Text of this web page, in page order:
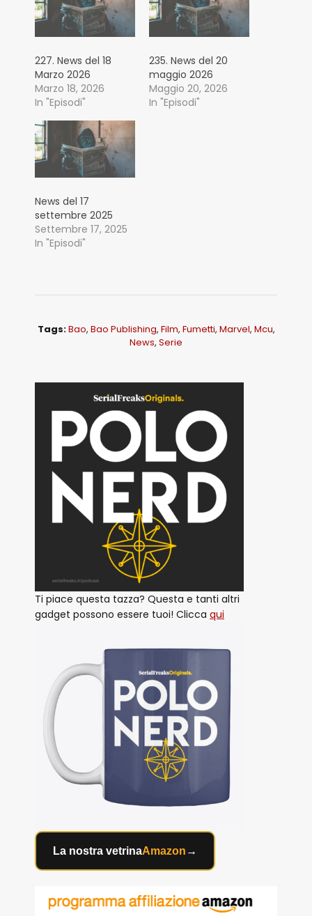
227. News del 18
Marzo 2026
Marzo 18, 2026
In "Episodi"
235. News del 20
maggio 2026
Maggio 20, 2026
In "Episodi"
News del 17
settembre 2025
Settembre 17, 2025
In "Episodi"
Tags:Bao, Bao Publishing, Film, Fumetti, Marvel, Mcu,
News, Serie
Ti piace questa tazza? Questa e tanti altri
gadget possono essere tuoi! Clicca qui
La nostra vetrinaAmazon →